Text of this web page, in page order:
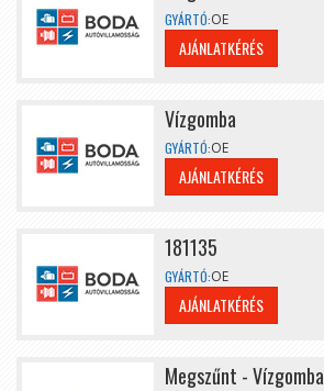
GYÁRTÓ:OE
AJÁNLATKÉRÉS
Vízgomba
GYÁRTÓ:OE
AJÁNLATKÉRÉS
181135
GYÁRTÓ:OE
AJÁNLATKÉRÉS
Megszűnt - Vízgomba